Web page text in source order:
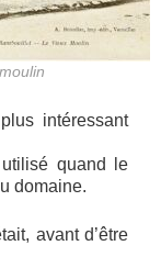
intéressant
quand le
domaine.
avant d’être